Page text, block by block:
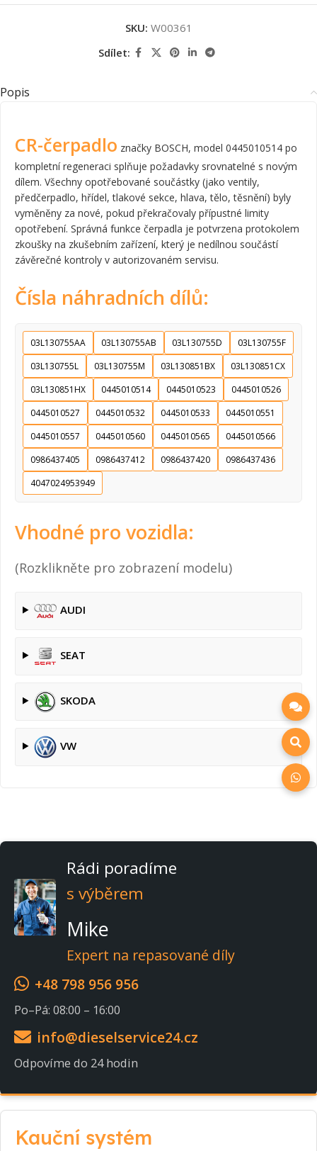
SKU: W00361
Sdílet:
Popis
CR-čerpadlo značky BOSCH, model 0445010514 po
kompletní regeneraci splňuje požadavky srovnatelné s novým
dílem. Všechny opotřebované součástky (jako ventily,
předčerpadlo, hřídel, tlakové sekce, hlava, tělo, těsnění) byly
vyměněny za nové, pokud překračovaly přípustné limity
opotřebení. Správná funkce čerpadla je potvrzena protokolem
zkoušky na zkušebním zařízení, který je nedílnou součástí
závěrečné kontroly v autorizovaném servisu.
Čísla náhradních dílů:
03L130755AA 03L130755AB 03L130755D
03L130755F
03L130755L
03L130755M 03L130851BX
03L130851CX
03L130851HX
0445010514 0445010523
0445010526
0445010527
0445010532 0445010533
0445010551
0445010557
0445010560 0445010565
0445010566
0986437405
0986437412 0986437420
0986437436
4047024953949
Vhodné pro vozidla:
(Rozklikněte pro zobrazení modelu)
AUDI
SEAT
SKODA
VW
Rádi poradíme
s výběrem
Mike
Expert na repasované díly
+48 798 956 956
Po–Pá: 08:00 – 16:00
info@dieselservice24.cz
Odpovíme do 24 hodin
Kauční systém